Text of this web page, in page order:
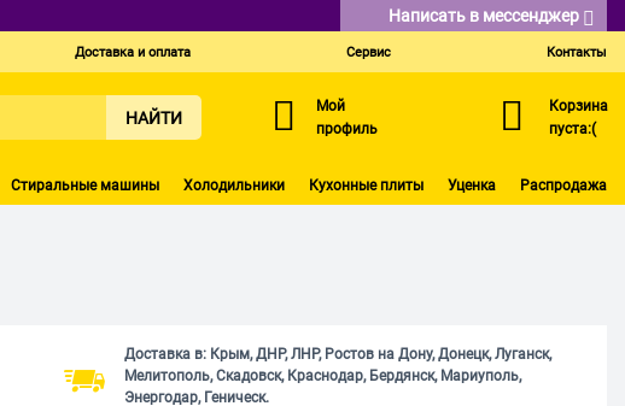
Написать в мессенджер
Доставка и оплата Сервис Контакты
НАЙТИ
Мой
профиль
Корзина
пуста:(
Стиральные машины Холодильники Кухонные плиты Уценка Распродажа
Доставка в: Крым, ДНР, ЛНР, Ростов на Дону, Донецк, Луганск,
Мелитополь, Скадовск, Краснодар, Бердянск, Мариуполь,
Энергодар, Геническ.